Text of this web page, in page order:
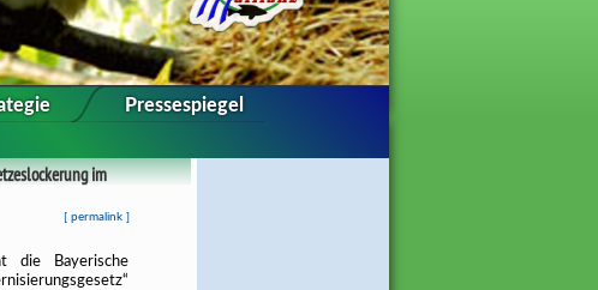
Pressespiegel
im
[ permalink]
die Bayerische